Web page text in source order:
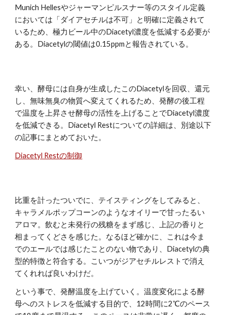
Munich Hellesやジャーマンピルスナー等のスタイル定義
においては「ダイアセチルは不可」と明確に定義されて
いるため、極力ビール中のDiacetyl濃度を低減する必要が
ある。Diacetylの閾値は0.15ppmと報告されている。
幸い、酵母には自身が生成したこのDiacetylを回収、還元
し、無味無臭の物質へ変えてくれるため、発酵の後工程
で温度を上昇させ酵母の活性を上げることでDiacetyl濃度
を低減できる。Diacetyl Restについての詳細は、別途以下
の記事にまとめておいた。
Diacetyl Restの制御
比重を計ったついでに、テイスティングをしてみると、
キャラメルポップコーンのようなオイリーで甘ったるい
アロマ。飲むと未発行の残糖をまず感じ、上記の香りと
相まってくどさを感じた。なるほど確かに、これは今ま
でのエールでは感じたことのない物であり、Diacetylの典
型的特徴と符合する。こいつがジアセチルレストで消え
てくれれば良いわけだ。
という事で、発酵温度を上げていく。温度変化による酵
母へのストレスを低減する目的で、12時間に2℃のペース